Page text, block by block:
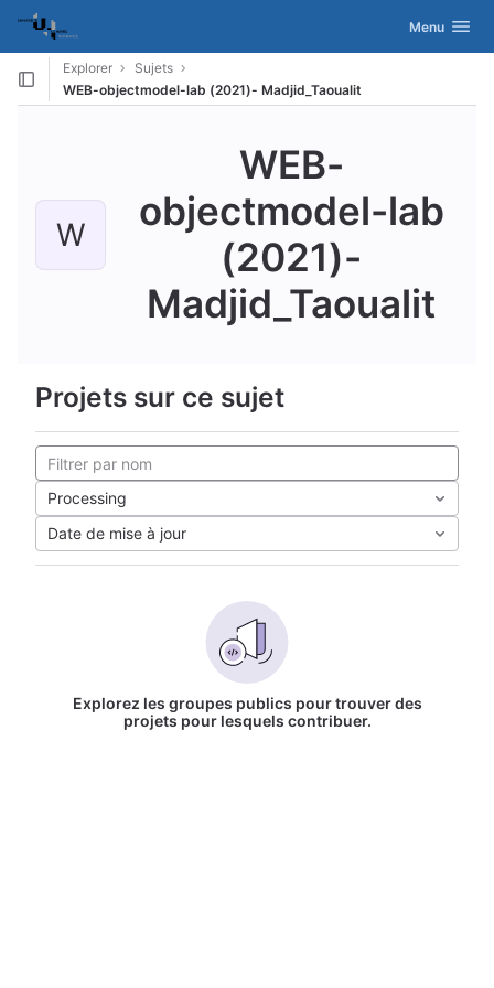
Skip to content
GitLab Activer/
Menu
Explorer
Sujets
WEB-objectmodel-lab (2021)- Madjid_Taoualit
W
WEB-
objectmodel-lab
(2021)-
Madjid_Taoualit
Projets sur ce sujet
Processing
Date de mise à jour
Explorez les groupes publics pour trouver des
projets pour lesquels contribuer.